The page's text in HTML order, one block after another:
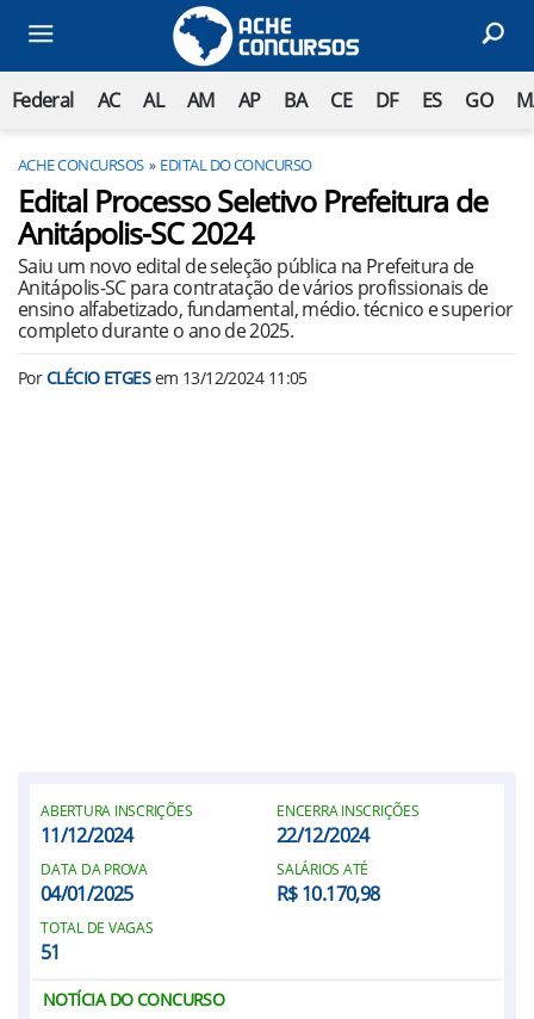
Federal AC AL AM AP BA CE DF ES GO
ACHE CONCURSOS EDITAL DO CONCURSO
Edital Processo Seletivo Prefeitura de
Anitápolis-SC 2024
Saiu um novo edital de seleção pública na Prefeitura de
Anitápolis-SC para contratação de vários profissionais de
ensino alfabetizado, fundamental, médio. técnico e superior
completo durante o ano de 2025.
PorCLÉCIO ETGESem 13/12/2024 11:05
ABERTURA INSCRIÇÕES
11/12/2024
ENCERRA INSCRIÇÕES
22/12/2024
DATA DA PROVA
04/01/2025
SALÁRIOS ATÉ
R$ 10.170,98
TOTAL DE VAGAS
51
NOTÍCIA DO CONCURSO